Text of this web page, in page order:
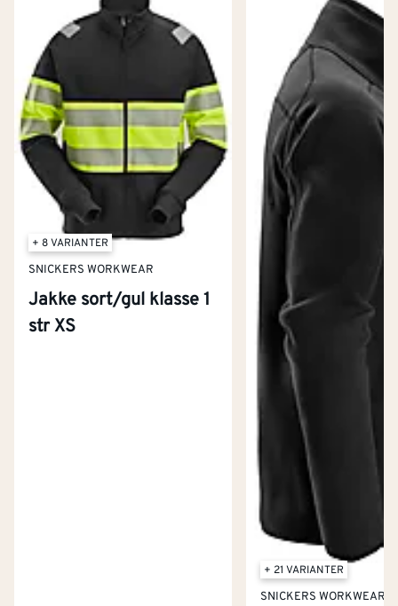
+ 8 VARIANTER
SNICKERS WORKWEAR
Jakke sort/gul klasse 1
str XS
+ 21 VARIANTER
SNICKERS WORKWEAR